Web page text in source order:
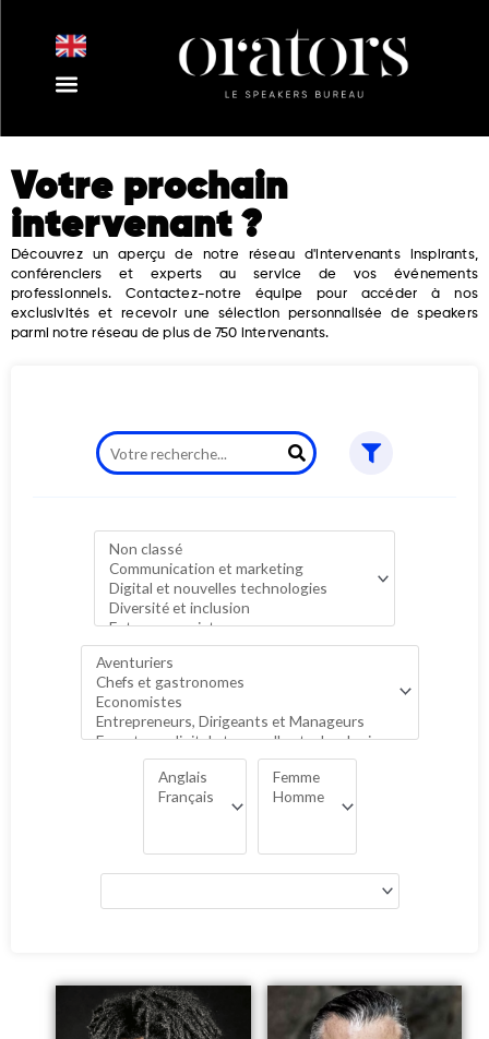
Votre prochain
intervenant ?
Découvrez un aperçu de notre réseau d'intervenants inspirants,
conférenciers et experts au service de vos événements
professionnels. Contactez-notre équipe pour accéder à nos
exclusivités et recevoir une sélection personnalisée de speakers
parmi notre réseau de plus de 750 intervenants.